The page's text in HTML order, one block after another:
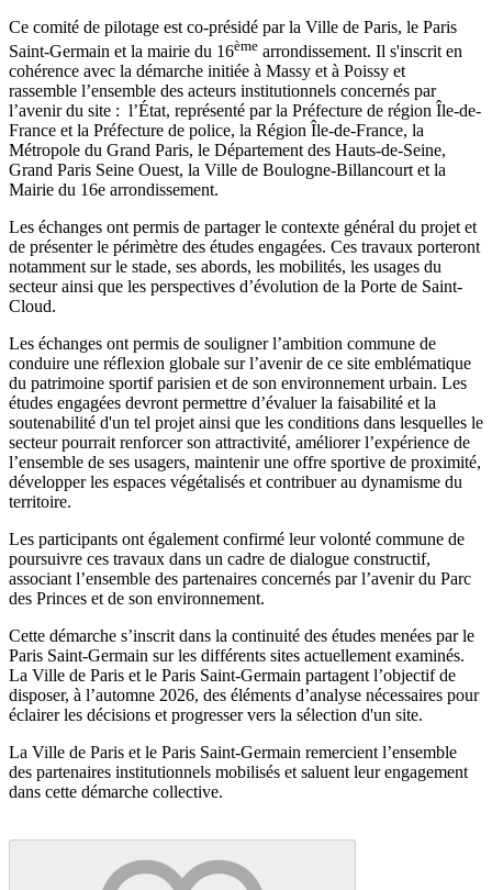
Ce comité de pilotage est co-présidé par la Ville de Paris, le Paris
Saint-Germain et la mairie du 16ème arrondissement. Il s'inscrit en
cohérence avec la démarche initiée à Massy et à Poissy et
rassemble l’ensemble des acteurs institutionnels concernés par
l’avenir du site : l’État, représenté par la Préfecture de région Île-de-
France et la Préfecture de police, la Région Île-de-France, la
Métropole du Grand Paris, le Département des Hauts-de-Seine,
Grand Paris Seine Ouest, la Ville de Boulogne-Billancourt et la
Mairie du 16e arrondissement.
Les échanges ont permis de partager le contexte général du projet et
de présenter le périmètre des études engagées. Ces travaux porteront
notamment sur le stade, ses abords, les mobilités, les usages du
secteur ainsi que les perspectives d’évolution de la Porte de Saint-
Cloud.
Les échanges ont permis de souligner l’ambition commune de
conduire une réflexion globale sur l’avenir de ce site emblématique
du patrimoine sportif parisien et de son environnement urbain. Les
études engagées devront permettre d’évaluer la faisabilité et la
soutenabilité d'un tel projet ainsi que les conditions dans lesquelles le
secteur pourrait renforcer son attractivité, améliorer l’expérience de
l’ensemble de ses usagers, maintenir une offre sportive de proximité,
développer les espaces végétalisés et contribuer au dynamisme du
territoire.
Les participants ont également confirmé leur volonté commune de
poursuivre ces travaux dans un cadre de dialogue constructif,
associant l’ensemble des partenaires concernés par l’avenir du Parc
des Princes et de son environnement.
Cette démarche s’inscrit dans la continuité des études menées par le
Paris Saint-Germain sur les différents sites actuellement examinés.
La Ville de Paris et le Paris Saint-Germain partagent l’objectif de
disposer, à l’automne 2026, des éléments d’analyse nécessaires pour
éclairer les décisions et progresser vers la sélection d'un site.
La Ville de Paris et le Paris Saint-Germain remercient l’ensemble
des partenaires institutionnels mobilisés et saluent leur engagement
dans cette démarche collective.